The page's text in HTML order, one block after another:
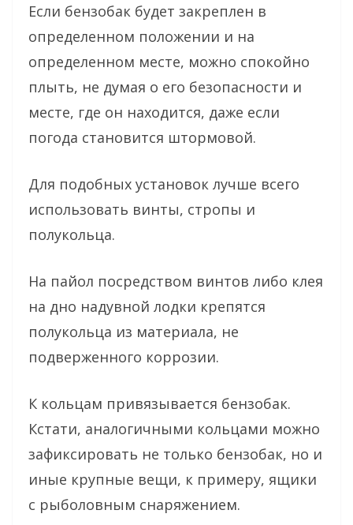
Если бензобак будет закреплен в
определенном положении и на
определенном месте, можно спокойно
плыть, не думая о его безопасности и
месте, где он находится, даже если
погода становится штормовой.
Для подобных установок лучше всего
использовать винты, стропы и
полукольца.
На пайол посредством винтов либо клея
на дно надувной лодки крепятся
полукольца из материала, не
подверженного коррозии.
К кольцам привязывается бензобак.
Кстати, аналогичными кольцами можно
зафиксировать не только бензобак, но и
иные крупные вещи, к примеру, ящики
с рыболовным снаряжением.